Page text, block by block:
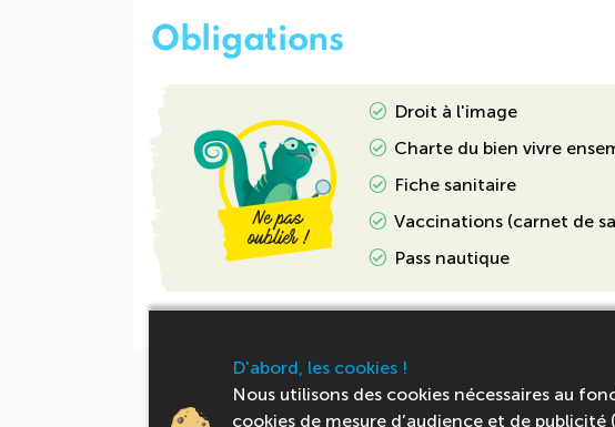
Obligations
Droit à l'image
Charte du bien vivre
Fiche sanitaire
Vaccinations (carnet de
Pass nautique
Ces séjours pourraient vous
D'abord, les cookies !
Nous utilisons des cookies nécessaires au
cookies de mesure d’audience et de